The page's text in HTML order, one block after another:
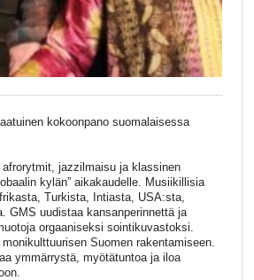
kokoonpano suomalaisessa
jazzilmaisu ja klassinen
kylän” aikakaudelle. Musiikillisia
Turkista, Intiasta, USA:sta,
GMS uudistaa kansanperinnettä ja
orgaaniseksi sointikuvastoksi.
Suomen rakentamiseen.
ymmärrystä, myötätuntoa ja iloa